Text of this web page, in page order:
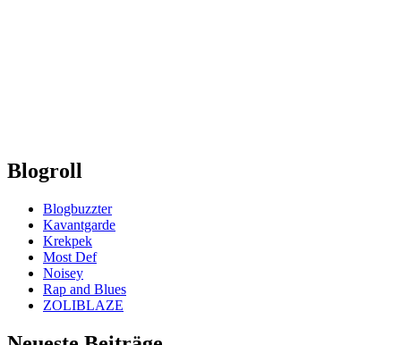
Blogroll
Blogbuzzter
Kavantgarde
Krekpek
Most Def
Noisey
Rap and Blues
ZOLIBLAZE